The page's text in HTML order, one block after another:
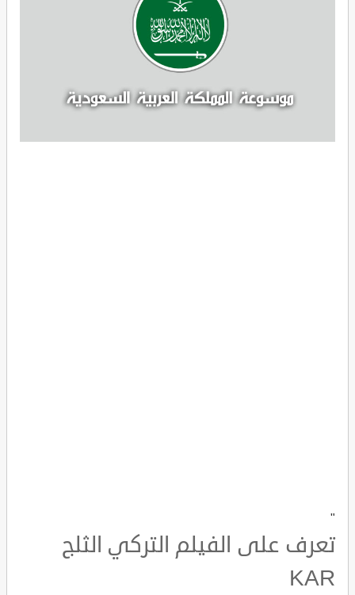
"
تعرف على الفيلم التركي الثلج
KAR